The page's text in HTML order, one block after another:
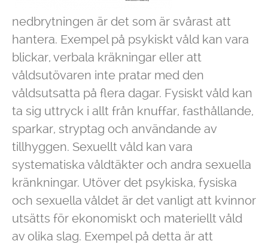
nedbrytningen är det som är svårast att
hantera. Exempel på psykiskt våld kan vara
blickar, verbala kräkningar eller att
våldsutövaren inte pratar med den
våldsutsatta på flera dagar. Fysiskt våld kan
ta sig uttryck i allt från knuffar, fasthållande,
sparkar, stryptag och användande av
tillhyggen. Sexuellt våld kan vara
systematiska våldtäkter och andra sexuella
kränkningar. Utöver det psykiska, fysiska
och sexuella våldet är det vanligt att kvinnor
utsätts för ekonomiskt och materiellt våld
av olika slag. Exempel på detta är att